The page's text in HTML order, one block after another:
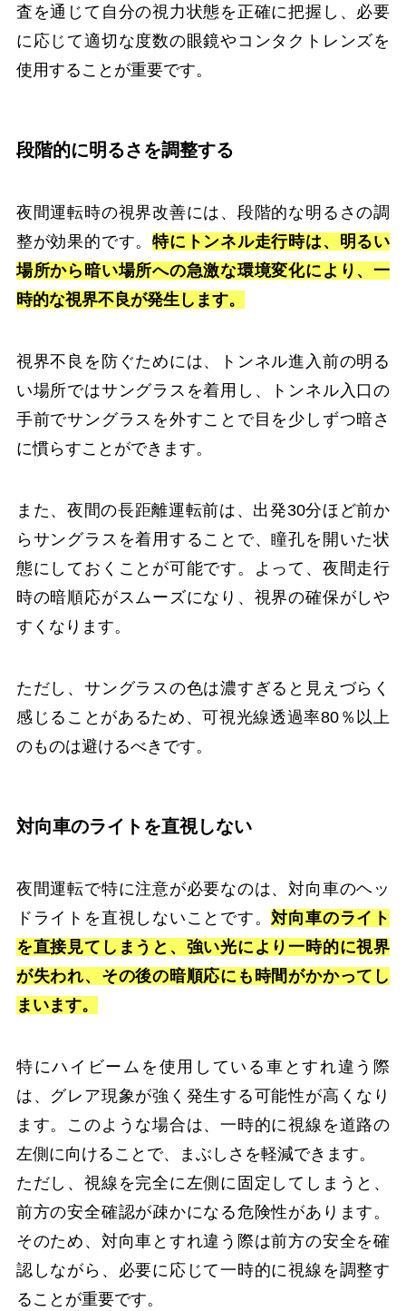
査を通じて自分の視力状態を正確に把握し、必要
に応じて適切な度数の眼鏡やコンタクトレンズを
使用することが重要です。
段階的に明るさを調整する
夜間運転時の視界改善には、段階的な明るさの調
整が効果的です。特にトンネル走行時は、明るい
場所から暗い場所への急激な環境変化により、一
時的な視界不良が発生します。
視界不良を防ぐためには、トンネル進入前の明る
い場所ではサングラスを着用し、トンネル入口の
手前でサングラスを外すことで目を少しずつ暗さ
に慣らすことができます。
また、夜間の長距離運転前は、出発30分ほど前か
らサングラスを着用することで、瞳孔を開いた状
態にしておくことが可能です。よって、夜間走行
時の暗順応がスムーズになり、視界の確保がしや
すくなります。
ただし、サングラスの色は濃すぎると見えづらく
感じることがあるため、可視光線透過率80％以上
のものは避けるべきです。
対向車のライトを直視しない
夜間運転で特に注意が必要なのは、対向車のヘッ
ドライトを直視しないことです。対向車のライト
を直接見てしまうと、強い光により一時的に視界
が失われ、その後の暗順応にも時間がかかってし
まいます。
特にハイビームを使用している車とすれ違う際
は、グレア現象が強く発生する可能性が高くなり
ます。このような場合は、一時的に視線を道路の
左側に向けることで、まぶしさを軽減できます。
ただし、視線を完全に左側に固定してしまうと、
前方の安全確認が疎かになる危険性があります。
そのため、対向車とすれ違う際は前方の安全を確
認しながら、必要に応じて一時的に視線を調整す
ることが重要です。